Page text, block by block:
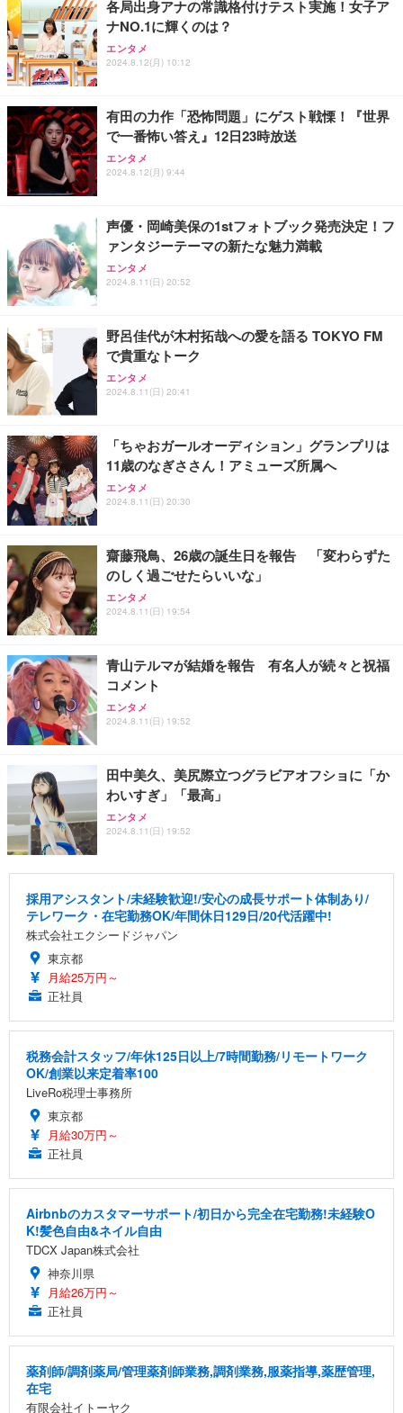
【Amazon.co.jp限定】REGZA レグザ テレビ 24V3
5N(A) (24インチ / ハイビジョン/液晶/Airplay/ネット
動画対応)
Philips(フィリップス) チューナーレステレビ 43イン
チ 量子ドット FHD QLED スマートテレビ Google T
V内蔵 HDR10/Dolby Audio対応 ネット動画視聴可能
各局出身アナの常識格付けテスト実施！女子ア
ナNO.1に輝くのは？
エンタメ
2024.8.12(月) 10:12
有田の力作「恐怖問題」にゲスト戦慄！『世界
で一番怖い答え』12日23時放送
エンタメ
2024.8.12(月) 9:44
声優・岡崎美保の1stフォトブック発売決定！フ
ァンタジーテーマの新たな魅力満載
エンタメ
2024.8.11(日) 20:52
野呂佳代が木村拓哉への愛を語る TOKYO FM
で貴重なトーク
エンタメ
2024.8.11(日) 20:41
「ちゃおガールオーディション」グランプリは
11歳のなぎささん！アミューズ所属へ
エンタメ
2024.8.11(日) 20:30
齋藤飛鳥、26歳の誕生日を報告 「変わらずた
のしく過ごせたらいいな」
エンタメ
2024.8.11(日) 19:54
青山テルマが結婚を報告 有名人が続々と祝福
コメント
エンタメ
2024.8.11(日) 19:52
田中美久、美尻際立つグラビアオフショに「か
わいすぎ」「最高」
エンタメ
2024.8.11(日) 19:52
採用アシスタント/未経験歓迎!/安心の成長サポート体制あり/
テレワーク・在宅勤務OK/年間休日129日/20代活躍中!
株式会社エクシードジャパン
東京都
月給25万円～
正社員
税務会計スタッフ/年休125日以上/7時間勤務/リモートワーク
OK/創業以来定着率100
LiveRo税理士事務所
東京都
月給30万円～
正社員
Airbnbのカスタマーサポート/初日から完全在宅勤務!未経験O
K!髪色自由&ネイル自由
TDCX Japan株式会社
神奈川県
月給26万円～
正社員
薬剤師/調剤薬局/管理薬剤師業務,調剤業務,服薬指導,薬歴管理,
在宅
有限会社イトーヤク